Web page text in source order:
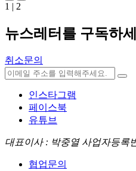
1 | 2
뉴스레터를 구독하
취소문의
인스타그램
페이스북
유튜브
대표이사 : 박중열 사업자등록
협업문의